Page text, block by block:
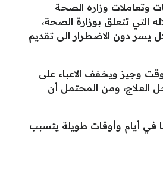
وتعاملات وزاره الصحة
التي تتعلق بوزارة الصحة،
يسر دون الاضطرار الى تقديم
وجيز ويخفف الاعباء على
العلاج، ومن المحتمل أن
في أيام وأوقات طويلة يتسبب